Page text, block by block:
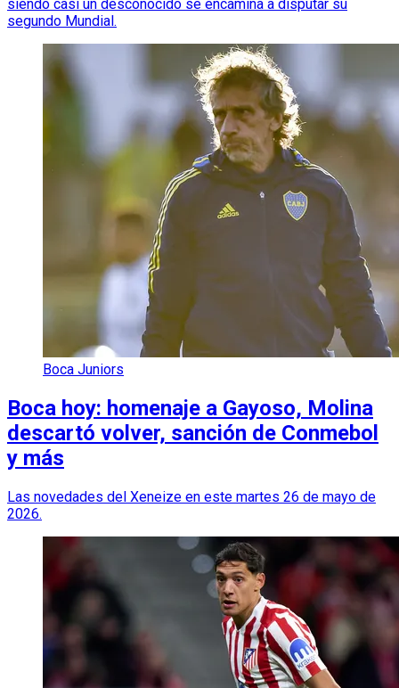
siendo casi un desconocido se encamina a disputar su
segundo Mundial.
Boca Juniors
Boca hoy: homenaje a Gayoso, Molina
descartó volver, sanción de Conmebol
y más
Las novedades del Xeneize en este martes 26 de mayo de
2026.